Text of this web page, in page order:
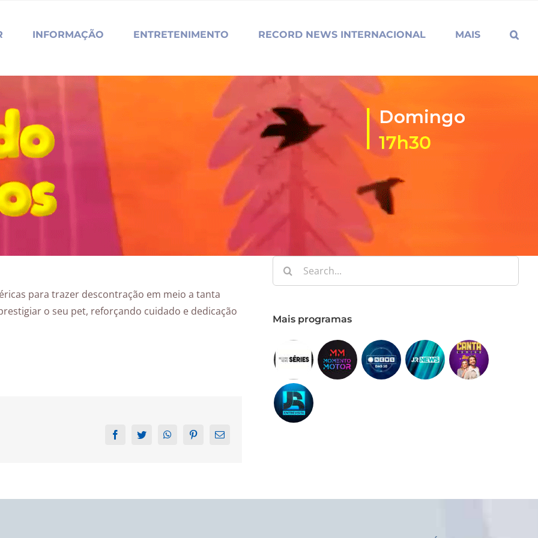
INFORMAÇÃO ENTRETENIMENTO RECORD NEWS INTERNACIONAL MAIS
para trazer descontração em meio a tanta
o seu pet, reforçando cuidado e dedicação
FacebookTwitter WhatsAppPinterestEmail
Search
for:
Mais programas